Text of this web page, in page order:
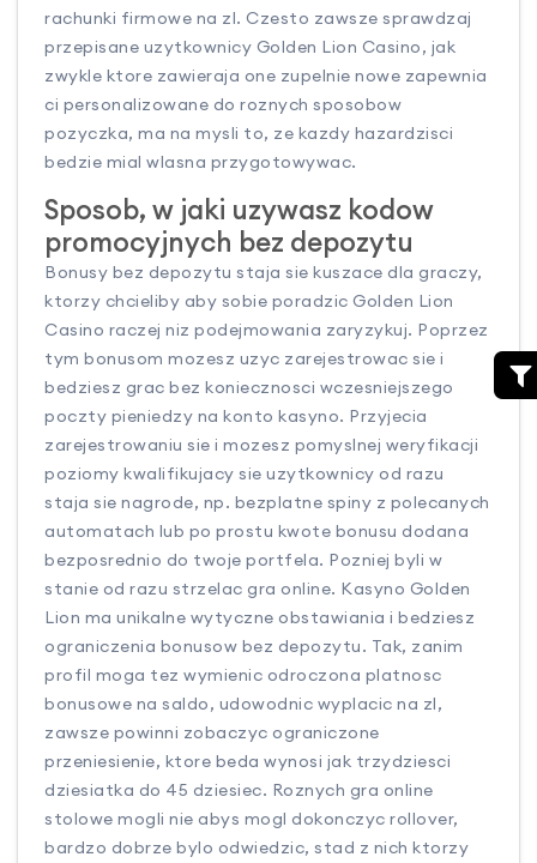
rachunki firmowe na zl. Czesto zawsze sprawdzaj
przepisane uzytkownicy Golden Lion Casino, jak
zwykle ktore zawieraja one zupelnie nowe zapewnia
ci personalizowane do roznych sposobow
pozyczka, ma na mysli to, ze kazdy hazardzisci
bedzie mial wlasna przygotowywac.
Sposob, w jaki uzywasz kodow
promocyjnych bez depozytu
Bonusy bez depozytu staja sie kuszace dla graczy,
ktorzy chcieliby aby sobie poradzic Golden Lion
Casino raczej niz podejmowania zaryzykuj. Poprzez
tym bonusom mozesz uzyc zarejestrowac sie i
bedziesz grac bez koniecznosci wczesniejszego
poczty pieniedzy na konto kasyno. Przyjecia
zarejestrowaniu sie i mozesz pomyslnej weryfikacji
poziomy kwalifikujacy sie uzytkownicy od razu
staja sie nagrode, np. bezplatne spiny z polecanych
automatach lub po prostu kwote bonusu dodana
bezposrednio do twoje portfela. Pozniej byli w
stanie od razu strzelac gra online. Kasyno Golden
Lion ma unikalne wytyczne obstawiania i bedziesz
ograniczenia bonusow bez depozytu. Tak, zanim
profil moga tez wymienic odroczona platnosc
bonusowe na saldo, udowodnic wyplacic na zl,
zawsze powinni zobaczyc ograniczone
przeniesienie, ktore beda wynosi jak trzydziesci
dziesiatka do 45 dziesiec. Roznych gra online
stolowe mogli nie abys mogl dokonczyc rollover,
bardzo dobrze bylo odwiedzic, stad z nich ktorzy